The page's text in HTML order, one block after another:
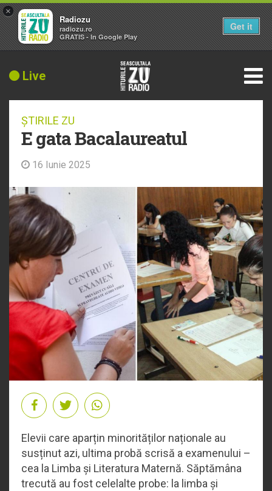
Live
ȘTIRILE ZU
E gata Bacalaureatul
16 Iunie 2025
Elevii care aparțin minorităților naționale au
susținut azi, ultima probă scrisă a examenului –
cea la Limba și Literatura Maternă. Săptămâna
trecută au fost celelalte probe: la limba și
×
Radiozu
radiozu.ro
GRATIS - In Google Play
Get it